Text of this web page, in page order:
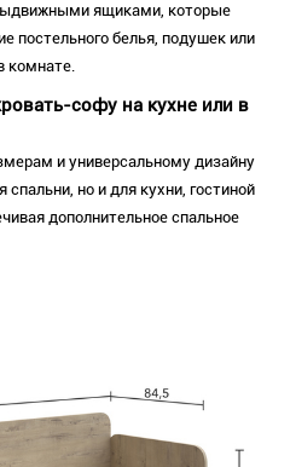
ящиками, которые
постельного белья, подушек или
комнате.
софу на кухне или в
и универсальному дизайну
но и для кухни, гостиной
дополнительное спальное